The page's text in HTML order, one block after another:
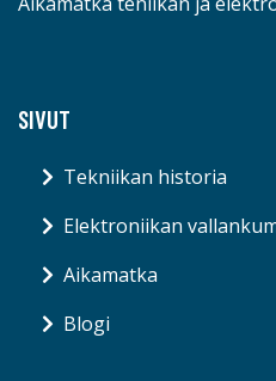
SIVUT
Tekniikan historia
Elektroniikan
Aikamatka
Blogi